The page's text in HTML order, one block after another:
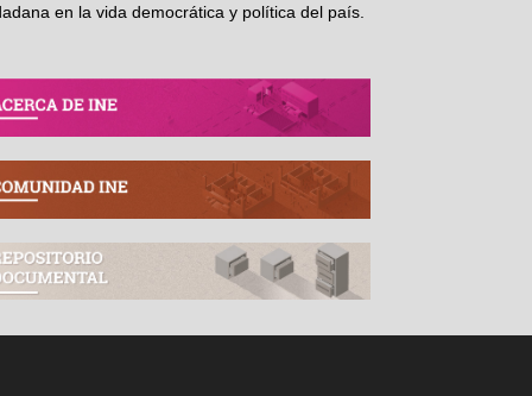
en la vida democrática y política del país.